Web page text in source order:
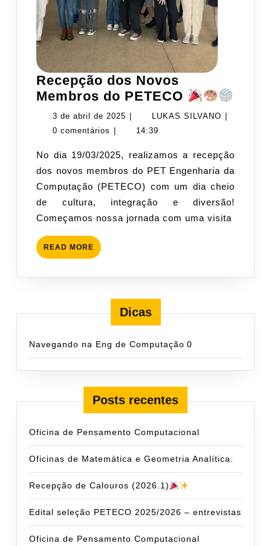
Recepção dos Novos
Membros do PETECO
do
3 de abril de 2025 3
de
de
2025
| LUKAS SILVANO LUKAS
|
0 comentários | 14:39
No dia 19/03/2025, realizamos a recepção
dos novos membros do PET Engenharia da
Computação (PETECO) com um dia cheio
de cultura, integração e diversão!
Começamos nossa jornada com uma visita
READ MORE READ
MORE
Dicas
Navegando na Eng de Computação 0
Posts recentes
Oficina de Pensamento Computacional
Oficinas de Matemática e Geometria Analítica.
Recepção de Calouros (2026.1)
Edital seleção PETECO 2025/2026 – entrevistas
Oficina de Pensamento Computacional